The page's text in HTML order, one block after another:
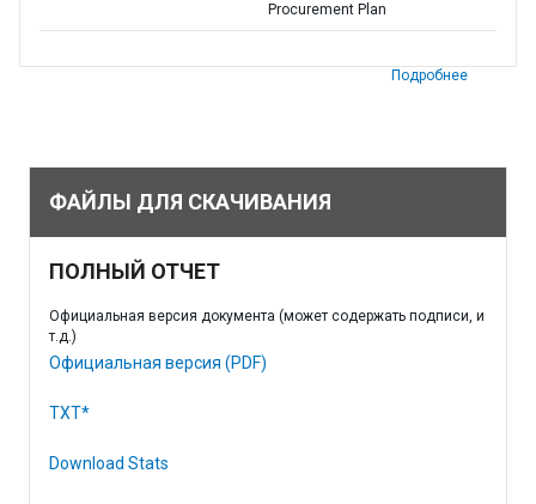
Procurement Plan
Подробнее
ФАЙЛЫ ДЛЯ СКАЧИВАНИЯ
ПОЛНЫЙ ОТЧЕТ
Официальная версия документа (может содержать подписи, и
т.д.)
Официальная версия (PDF)
TXT*
Download Stats